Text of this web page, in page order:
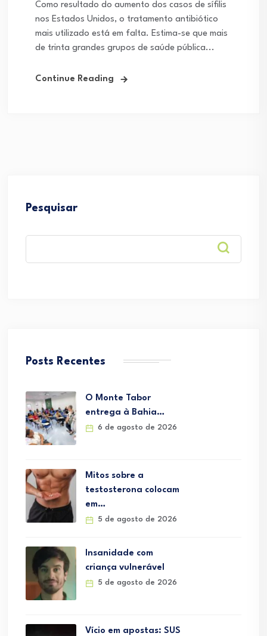
Como resultado do aumento dos casos de sífilis
nos Estados Unidos, o tratamento antibiótico
mais utilizado está em falta. Estima-se que mais
de trinta grandes grupos de saúde pública...
Continue Reading
Pesquisar
Posts Recentes
O Monte Tabor
entrega à Bahia…
6 de agosto de 2026
Mitos sobre a
testosterona colocam
em…
5 de agosto de 2026
Insanidade com
criança vulnerável
5 de agosto de 2026
Vício em apostas: SUS